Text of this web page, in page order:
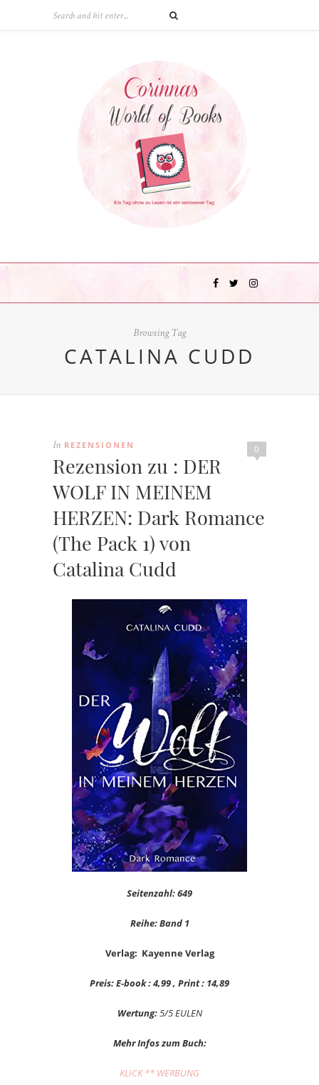
Browsing Tag
CATALINA CUDD
0
In REZENSIONEN
Rezension zu : DER
WOLF IN MEINEM
HERZEN: Dark Romance
(The Pack 1) von
Catalina Cudd
Seitenzahl: 649
Reihe: Band 1
Verlag: Kayenne Verlag
Preis: E-book : 4,99 , Print : 14,89
Wertung:5/5 EULEN
Mehr Infos zum Buch:
KLICK ** WERBUNG